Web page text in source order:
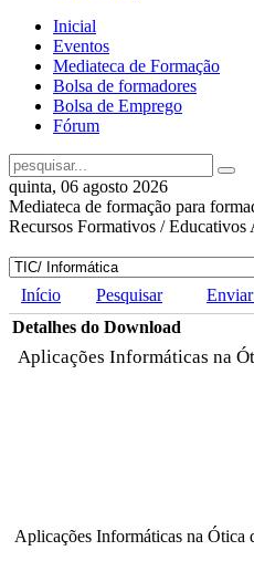
Inicial
Eventos
Mediateca de Formação
Bolsa de formadores
Bolsa de Emprego
Fórum
quinta, 06 agosto 2026
Mediateca de formação para
Recursos Formativos / Educativos
Início Pesquisar
Detalhes do Download
Aplicações Informáticas na
Aplicações Informáticas na Ótica